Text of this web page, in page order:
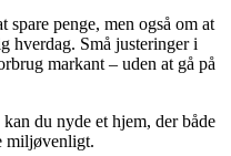
penge, men også om at
hverdag. Små justeringer i
markant – uden at gå på
du nyde et hjem, der både
miljøvenligt.